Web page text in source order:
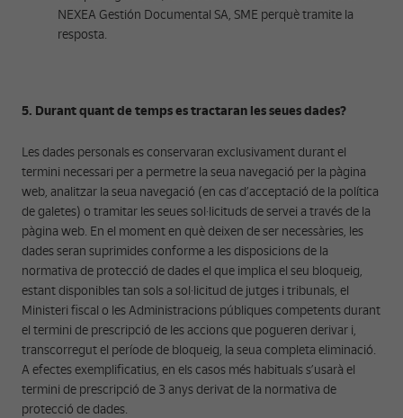
NEXEA Gestión Documental SA, SME perquè tramite la
resposta.
5. Durant quant de temps es tractaran les seues dades?
Les dades personals es conservaran exclusivament durant el
termini necessari per a permetre la seua navegació per la pàgina
web, analitzar la seua navegació (en cas d’acceptació de la política
de galetes) o tramitar les seues sol·licituds de servei a través de la
pàgina web. En el moment en què deixen de ser necessàries, les
dades seran suprimides conforme a les disposicions de la
normativa de protecció de dades el que implica el seu bloqueig,
estant disponibles tan sols a sol·licitud de jutges i tribunals, el
Ministeri fiscal o les Administracions públiques competents durant
el termini de prescripció de les accions que pogueren derivar i,
transcorregut el període de bloqueig, la seua completa eliminació.
A efectes exemplificatius, en els casos més habituals s’usarà el
termini de prescripció de 3 anys derivat de la normativa de
protecció de dades.